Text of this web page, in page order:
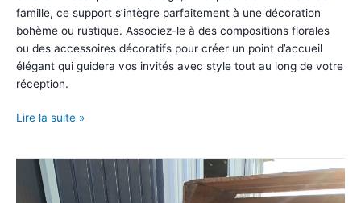
famille, ce support s’intègre parfaitement à une décoration
bohème ou rustique. Associez-le à des compositions florales
ou des accessoires décoratifs pour créer un point d’accueil
élégant qui guidera vos invités avec style tout au long de votre
réception.
Chevalet
Lire la suite »